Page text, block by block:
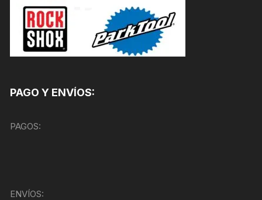
PAGO Y ENVÍOS:
PAGOS:
ENVÍOS: